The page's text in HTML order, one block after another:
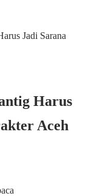
Jadi Sarana
Harus
Aceh